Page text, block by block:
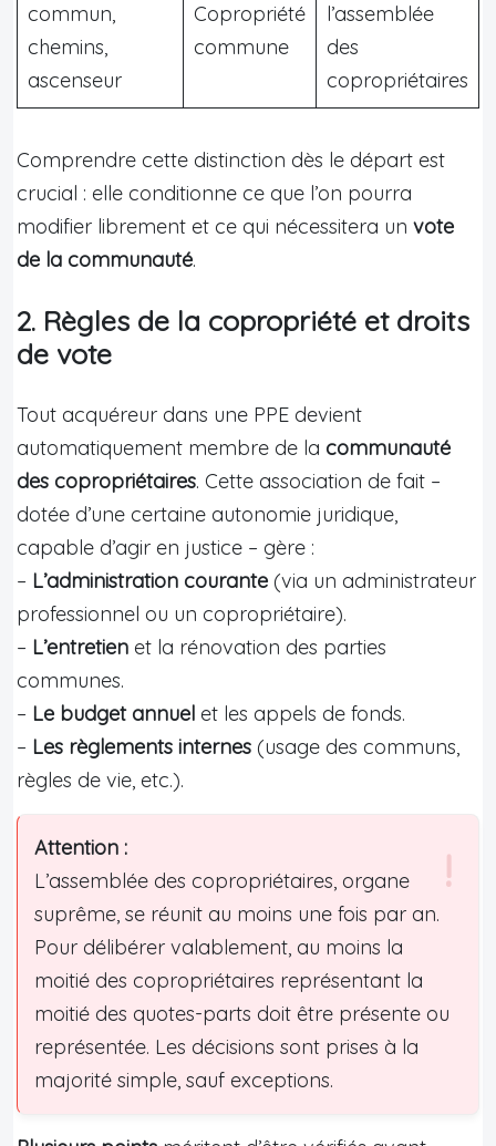
commun,
chemins,
ascenseur
Copropriété
commune
l’assemblée
des
copropriétaires
Comprendre cette distinction dès le départ est
crucial : elle conditionne ce que l’on pourra
modifier librement et ce qui nécessitera un vote
de la communauté.
2. Règles de la copropriété et droits
de vote
Tout acquéreur dans une PPE devient
automatiquement membre de la communauté
des copropriétaires. Cette association de fait –
dotée d’une certaine autonomie juridique,
capable d’agir en justice – gère :
– L’administration courante (via un administrateur
professionnel ou un copropriétaire).
– L’entretien et la rénovation des parties
communes.
– Le budget annuel et les appels de fonds.
– Les règlements internes (usage des communs,
règles de vie, etc.).
Attention :
L’assemblée des copropriétaires, organe
suprême, se réunit au moins une fois par an.
Pour délibérer valablement, au moins la
moitié des copropriétaires représentant la
moitié des quotes-parts doit être présente ou
représentée. Les décisions sont prises à la
majorité simple, sauf exceptions.